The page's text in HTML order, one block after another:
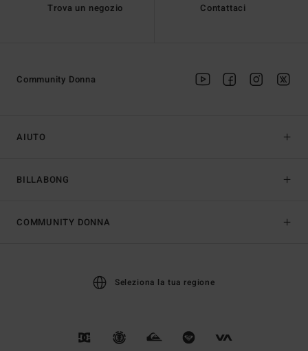
Trova un negozio Contattaci
AIUTO
BILLABONG
Community Donna
COMMUNITY DONNA
Seleziona la tua regione